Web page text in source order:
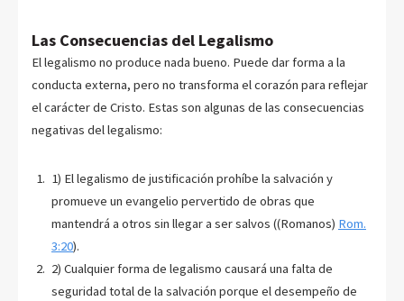
Las Consecuencias del Legalismo
El legalismo no produce nada bueno. Puede dar forma a la
conducta externa, pero no transforma el corazón para reflejar
el carácter de Cristo. Estas son algunas de las consecuencias
negativas del legalismo:
1) El legalismo de justificación prohíbe la salvación y
promueve un evangelio pervertido de obras que
mantendrá a otros sin llegar a ser salvos ((Romanos) Rom.
3:20).
2) Cualquier forma de legalismo causará una falta de
seguridad total de la salvación porque el desempeño de